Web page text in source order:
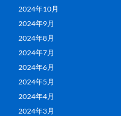
2024年10月
2024年9月
2024年8月
2024年7月
2024年6月
2024年5月
2024年4月
2024年3月